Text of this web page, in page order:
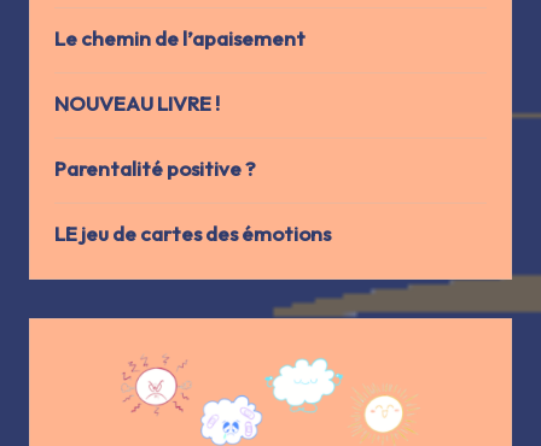
Le chemin de l’apaisement
NOUVEAU LIVRE !
Parentalité positive ?
LE jeu de cartes des émotions